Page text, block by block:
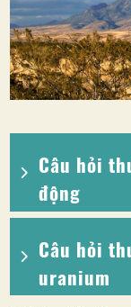
Câu hỏi
động
Câu hỏi
uranium